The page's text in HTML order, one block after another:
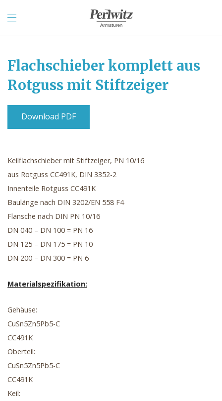
Flachschieber komplett aus
Rotguss mit Stiftzeiger
Download PDF
Keilflachschieber mit Stiftzeiger, PN 10/16
aus Rotguss CC491K, DIN 3352-2
Innenteile Rotguss CC491K
Baulänge nach DIN 3202/EN 558 F4
Flansche nach DIN PN 10/16
DN 040 – DN 100 = PN 16
DN 125 – DN 175 = PN 10
DN 200 – DN 300 = PN 6
Materialspezifikation:
Gehäuse:
CuSn5Zn5Pb5-C
CC491K
Oberteil:
CuSn5Zn5Pb5-C
CC491K
Keil: